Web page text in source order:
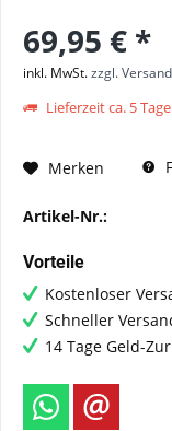
69,95 € *
inkl. MwSt.zzgl.
Lieferzeit ca. 5 Tage
Merken
Artikel-Nr.:
Vorteile
Kostenloser
Schneller
14 Tage Geld-